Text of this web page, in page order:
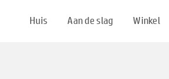
Huis Aan de slag Winkel